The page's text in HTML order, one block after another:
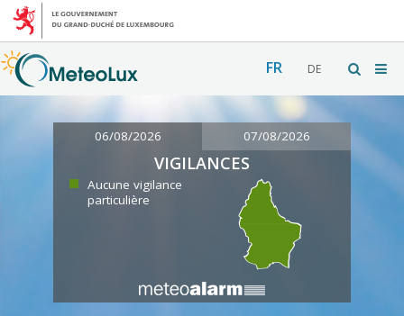
FR DE
06/08/2026 07/08/2026
VIGILANCES
Aucune vigilance
particulière